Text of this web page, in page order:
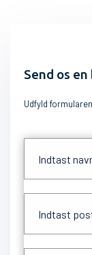
Send os en
Udfyld